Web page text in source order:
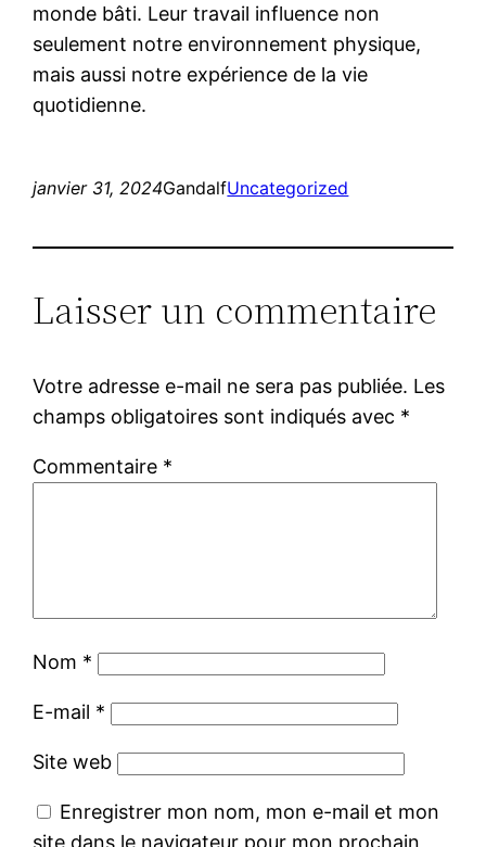
monde bâti. Leur travail influence non
seulement notre environnement physique,
mais aussi notre expérience de la vie
quotidienne.
janvier 31, 2024GandalfUncategorized
Laisser un commentaire
Votre adresse e-mail ne sera pas publiée. Les
champs obligatoires sont indiqués avec *
Commentaire *
Nom *
E-mail *
Site web
Enregistrer mon nom, mon e-mail et mon
site dans le navigateur pour mon prochain